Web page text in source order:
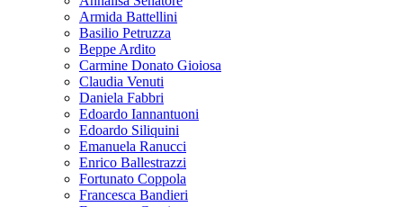
Armida Battellini
Basilio Petruzza
Beppe Ardito
Carmine Donato Gioiosa
Claudia Venuti
Daniela Fabbri
Edoardo Iannantuoni
Edoardo Siliquini
Emanuela Ranucci
Enrico Ballestrazzi
Fortunato Coppola
Francesca Bandieri